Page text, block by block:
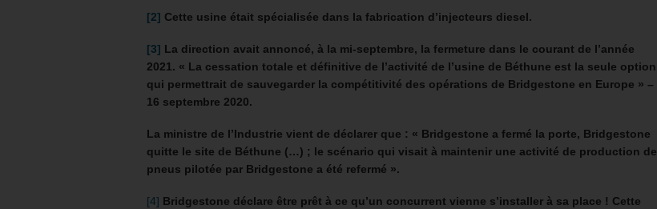
[2] Cette usine était spécialisée dans la fabrication d’injecteurs diesel.
[3] La direction avait annoncé, à la mi-septembre, la fermeture dans le courant de l’année
2021. « La cessation totale et définitive de l’activité de l’usine de Béthune est la seule option
qui permettrait de sauvegarder la compétitivité des opérations de Bridgestone en Europe » –
16 septembre 2020.
La ministre de l’Industrie vient de déclarer que : « Bridgestone a fermé la porte, Bridgestone
quitte le site de Béthune (…) ; le scénario qui visait à maintenir une activité de production de
pneus pilotée par Bridgestone a été refermé ».
[4] Bridgestone déclare être prêt à ce qu’un concurrent vienne s’installer à sa place ! Cette